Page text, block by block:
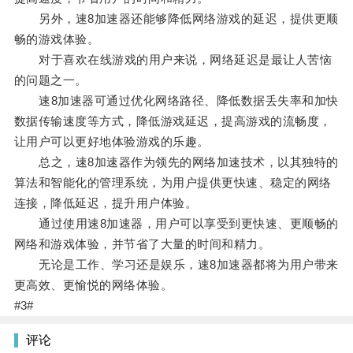
另外，速8加速器还能够降低网络游戏的延迟，提供更顺
畅的游戏体验。
对于喜欢在线游戏的用户来说，网络延迟是最让人苦恼
的问题之一。
速8加速器可通过优化网络路径、降低数据丢失率和加快
数据传输速度等方式，降低游戏延迟，提高游戏的流畅度，
让用户可以更好地体验游戏的乐趣。
总之，速8加速器作为领先的网络加速技术，以其独特的
算法和智能化的管理系统，为用户提供更快速、稳定的网络
连接，降低延迟，提升用户体验。
通过使用速8加速器，用户可以享受到更快速、更顺畅的
网络和游戏体验，并节省了大量的时间和精力。
无论是工作、学习还是娱乐，速8加速器都将为用户带来
更高效、更愉悦的网络体验。
#3#
评论